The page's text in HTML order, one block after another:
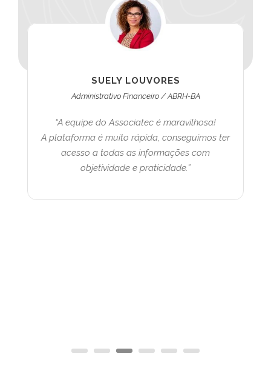
SUELY LOUVORES
Administrativo Financeiro / ABRH-BA
“A equipe do Associatec é maravilhosa!
A plataforma é muito rápida, conseguimos ter
acesso a todas as informações com
objetividade e praticidade.”